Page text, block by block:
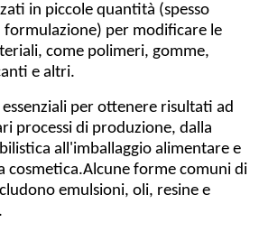
in piccole quantità (spesso
formulazione) per modificare le
come polimeri, gomme,
e altri.
per ottenere risultati ad
processi di produzione, dalla
all'imballaggio alimentare e
cosmetica.Alcune forme comuni di
emulsioni, oli, resine e